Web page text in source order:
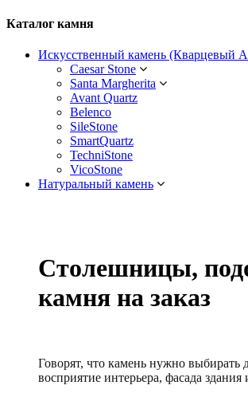
Каталог камня
Искусственный камень (Кварцевый
Caesar Stone
Santa Margherita
Avant Quartz
Belenco
SileStone
SmartQuartz
TechniStone
VicoStone
Натуральный камень
Столешницы,
камня на заказ
Говорят, что камень нужно
восприятие интерьера, фасада